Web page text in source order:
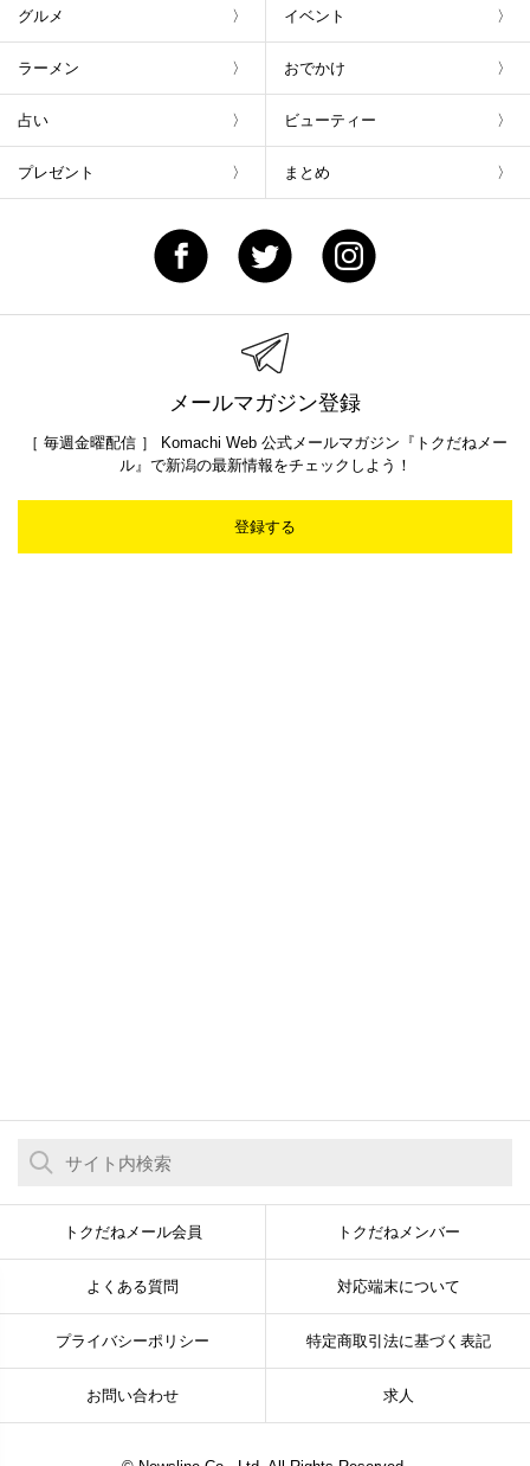
グルメ イベント
ラーメン おでかけ
占い ビューティー
プレゼント まとめ
メールマガジン登録
［ 毎週金曜配信 ］ Komachi Web 公式メールマガジン『トクだねメー
ル』で新潟の最新情報をチェックしよう！
登録する
トクだねメール会員 トクだねメンバー
よくある質問 対応端末について
プライバシーポリシー 特定商取引法に基づく表記
お問い合わせ 求人